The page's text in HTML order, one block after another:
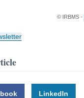
© IRBMS -
LinkedIn